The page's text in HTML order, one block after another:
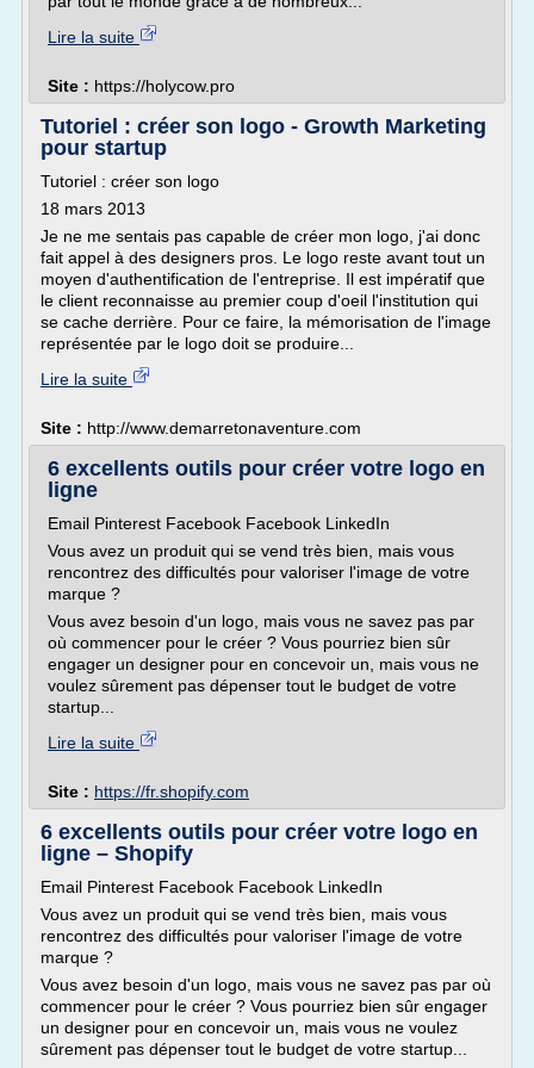
Lire la suite
Site : https://holycow.pro
Tutoriel : créer son logo - Growth Marketing
pour startup
Tutoriel : créer son logo
18 mars 2013
Je ne me sentais pas capable de créer mon logo, j'ai donc
fait appel à des designers pros. Le logo reste avant tout un
moyen d'authentification de l'entreprise. Il est impératif que
le client reconnaisse au premier coup d'oeil l'institution qui
se cache derrière. Pour ce faire, la mémorisation de l'image
représentée par le logo doit se produire...
Lire la suite
Site : http://www.demarretonaventure.com
6 excellents outils pour créer votre logo en
ligne
Email Pinterest Facebook Facebook LinkedIn
Vous avez un produit qui se vend très bien, mais vous
rencontrez des difficultés pour valoriser l'image de votre
marque ?
Vous avez besoin d'un logo, mais vous ne savez pas par
où commencer pour le créer ? Vous pourriez bien sûr
engager un designer pour en concevoir un, mais vous ne
voulez sûrement pas dépenser tout le budget de votre
startup...
Lire la suite
Site : https://fr.shopify.com
6 excellents outils pour créer votre logo en
ligne – Shopify
Email Pinterest Facebook Facebook LinkedIn
Vous avez un produit qui se vend très bien, mais vous
rencontrez des difficultés pour valoriser l'image de votre
marque ?
Vous avez besoin d'un logo, mais vous ne savez pas par où
commencer pour le créer ? Vous pourriez bien sûr engager
un designer pour en concevoir un, mais vous ne voulez
sûrement pas dépenser tout le budget de votre startup...